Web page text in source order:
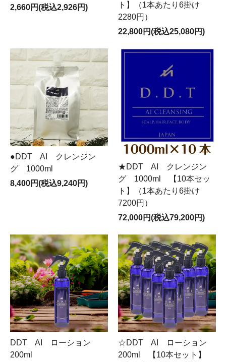
2,660円(税込2,926円)
ト】（1本あたり6掛け
2280円）
22,800円(税込25,080円)
●DDT AI クレンジン
グ 1000ml
8,400円(税込9,240円)
★DDT AI クレンジン
グ 1000ml 【10本セッ
ト】（1本あたり6掛け
7200円）
72,000円(税込79,200円)
DDT AI ローション
200ml
☆DDT AI ローション
200ml 【10本セット】